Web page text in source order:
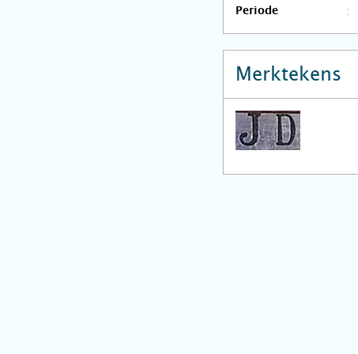
Periode
Merktekens